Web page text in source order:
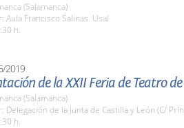
(Salamanca)
Aula Francisco Salinas. Usal
h.
2019
de la XXII Feria de Teatro
(Salamanca)
Delegación de la Junta de Castilla y León (C/
h.